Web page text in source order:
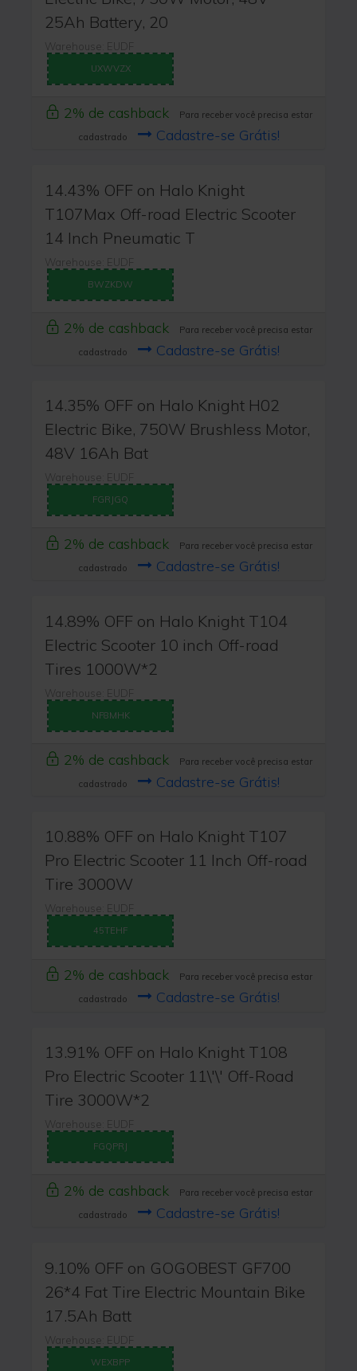
25Ah Battery, 20
Warehouse: EUDF
UXWVZX
2% de cashback
Para receber você precisa estar
cadastrado
Cadastre-se Grátis!
14.43% OFF on Halo Knight
T107Max Off-road Electric Scooter
14 Inch Pneumatic T
Warehouse: EUDF
BWZKDW
2% de cashback
Para receber você precisa estar
cadastrado
Cadastre-se Grátis!
14.35% OFF on Halo Knight H02
Electric Bike, 750W Brushless Motor,
48V 16Ah Bat
Warehouse: EUDF
FGRJGQ
2% de cashback
Para receber você precisa estar
cadastrado
Cadastre-se Grátis!
14.89% OFF on Halo Knight T104
Electric Scooter 10 inch Off-road
Tires 1000W*2
Warehouse: EUDF
NF8MHK
2% de cashback
Para receber você precisa estar
cadastrado
Cadastre-se Grátis!
10.88% OFF on Halo Knight T107
Pro Electric Scooter 11 Inch Off-road
Tire 3000W
Warehouse: EUDF
45TEHF
2% de cashback
Para receber você precisa estar
cadastrado
Cadastre-se Grátis!
13.91% OFF on Halo Knight T108
Pro Electric Scooter 11\'\' Off-Road
Tire 3000W*2
Warehouse: EUDF
FGQPRJ
2% de cashback
Para receber você precisa estar
cadastrado
Cadastre-se Grátis!
9.10% OFF on GOGOBEST GF700
26*4 Fat Tire Electric Mountain Bike
17.5Ah Batt
Warehouse: EUDF
WEXBPP